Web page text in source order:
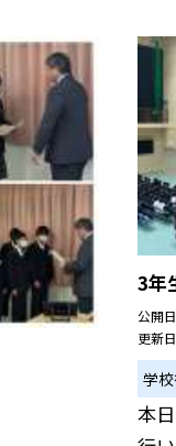
3年
公開日
更新日
学
本